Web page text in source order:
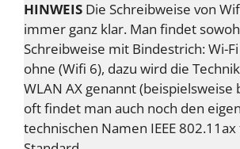
HINWEIS Die Schreibweise von
immer ganz klar. Man findet
Schreibweise mit Bindestrich: Wi-
ohne (Wifi 6), dazu wird die
WLAN AX genannt (beispielsweise
oft findet man auch noch den
technischen Namen IEEE